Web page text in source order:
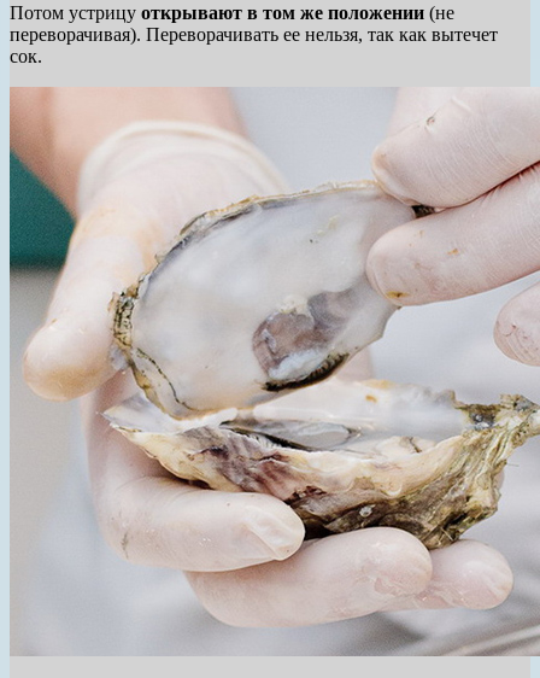
Потом устрицу открывают в том же положении (не
переворачивая). Переворачивать ее нельзя, так как вытечет
сок.